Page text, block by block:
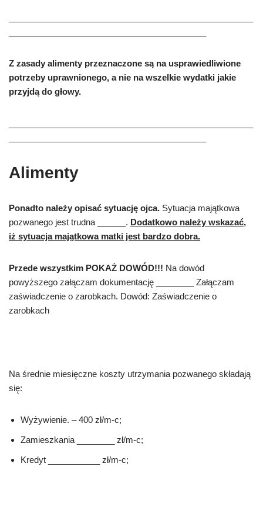
Z zasady alimenty przeznaczone są na usprawiedliwione
potrzeby uprawnionego, a nie na wszelkie wydatki jakie
przyjdą do głowy.
Alimenty
Ponadto należy opisać sytuację ojca. Sytuacja majątkowa
pozwanego jest trudna ______. Dodatkowo należy wskazać,
iż sytuacja majątkowa matki jest bardzo dobra.
Przede wszystkim POKAŻ DOWÓD!!! Na dowód
powyższego załączam dokumentację ________ Załączam
zaświadczenie o zarobkach. Dowód: Zaświadczenie o
zarobkach
Na średnie miesięczne koszty utrzymania pozwanego składają
się:
Wyżywienie. – 400 zł/m-c;
Zamieszkania ________ zł/m-c;
Kredyt ___________ zł/m-c;